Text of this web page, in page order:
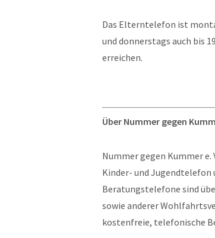
Das Elterntelefon ist
und donnerstags auch bis
erreichen.
Über Nummer gegen
Nummer gegen Kummer e.
Kinder- und
Beratungstelefone sind
sowie anderer
kostenfreie, telefonische